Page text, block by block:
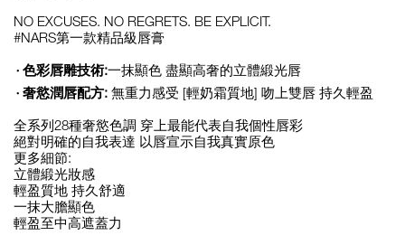
NO EXCUSES. NO REGRETS. BE EXPLICIT.
#NARS第一款精品級唇膏
色彩唇雕技術:一抹顯色 盡顯高奢的立體緞光唇
奢慾潤唇配方: 無重力感受 [輕奶霜質地] 吻上雙唇 持久輕盈
全系列28種奢慾色調 穿上最能代表自我個性唇彩
絕對明確的自我表達 以唇宣示自我真實原色
更多細節:
立體緞光妝感
輕盈質地 持久舒適
一抹大膽顯色
輕盈至中高遮蓋力